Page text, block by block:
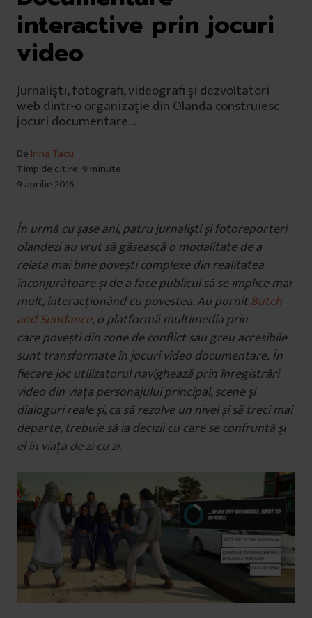
interactive prin jocuri
video
Jurnaliști, fotografi, videografi și dezvoltatori
web dintr-o organizație din Olanda construiesc
jocuri documentare…
De Irina Tacu
Timp de citire: 9 minute
9 aprilie 2016
În urmă cu șase ani, patru jurnaliști și fotoreporteri
olandezi au vrut să găsească o modalitate de a
relata mai bine povești complexe din realitatea
înconjurătoare și de a face publicul să se implice mai
mult, interacționând cu povestea. Au pornit Butch
and Sundance, o platformă multimedia prin
care povești din zone de conflict sau greu accesibile
sunt transformate în jocuri video documentare. În
fiecare joc utilizatorul navighează prin înregistrări
video din viața personajului principal, scene și
dialoguri reale și, ca să rezolve un nivel și să treci mai
departe, trebuie să ia decizii cu care se confruntă și
el în viața de zi cu zi.